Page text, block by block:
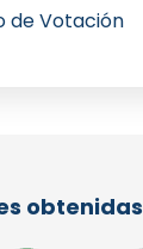
de Votación
obtenidas